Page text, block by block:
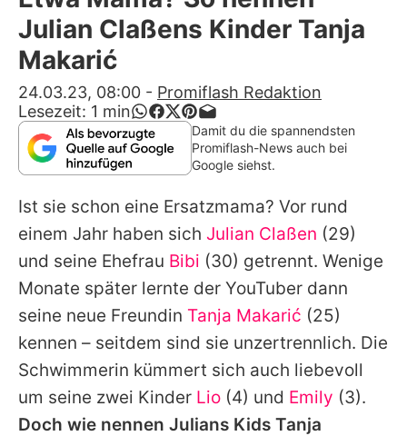
Alle Themen auf Promiflash
App runterladen
Team
Redaktionelle Richtlinien
Impressum
Datenschutzerklärung
Nutzungsbedingungen
Utiq verwalten
Julian Claßens Kinder Tanja
Makarić
24.03.23, 08:00 - Promiflash Redaktion
Lesezeit: 1 min
Damit du die spannendsten
Promiflash-News auch bei
Google siehst.
Ist sie schon eine Ersatzmama? Vor rund
einem Jahr haben sich Julian Claßen (29)
und seine Ehefrau Bibi (30) getrennt. Wenige
Monate später lernte der YouTuber dann
seine neue Freundin Tanja Makarić (25)
kennen – seitdem sind sie unzertrennlich. Die
Schwimmerin kümmert sich auch liebevoll
um seine zwei Kinder Lio (4) und Emily (3).
Doch wie nennen Julians Kids Tanja